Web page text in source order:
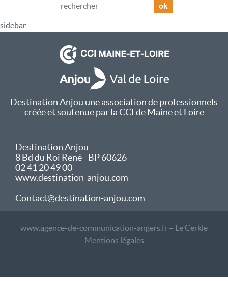
ok
sidebar
Destination Anjou une association de professionnels
créée et soutenue par la CCI de Maine et Loire
Destination Anjou
8 Bd du Roi René - BP 60626
02 41 20 49 00
www.destination-anjou.com
Contact@destination-anjou.com
www.agence-de-communication-angers.fr – Le Cerkle
Mentions légales